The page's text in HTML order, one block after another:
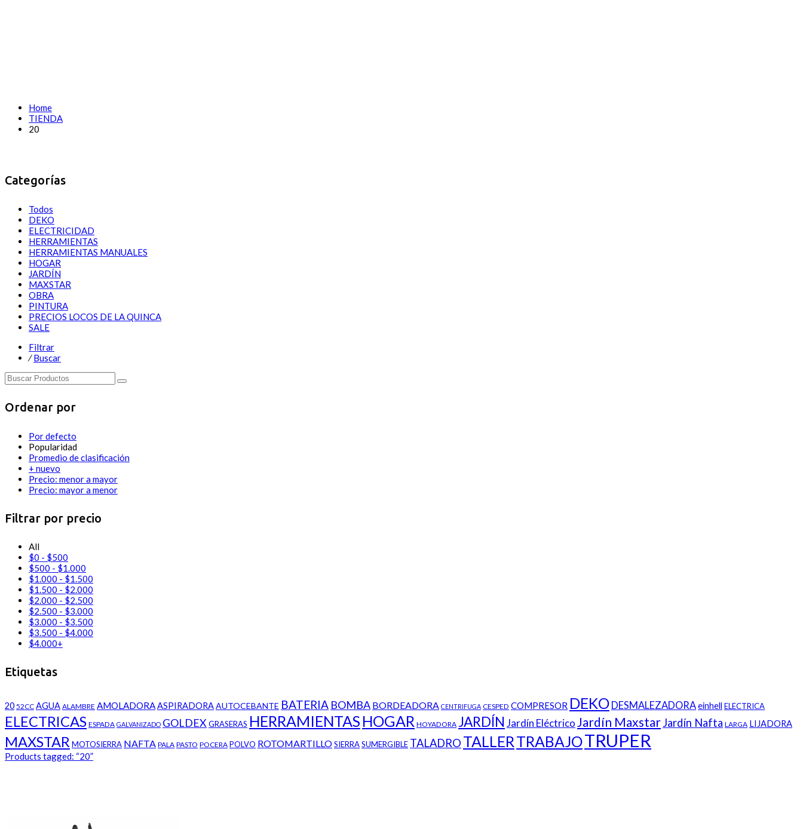
Home
TIENDA
20
Categorías
Todos
DEKO
ELECTRICIDAD
HERRAMIENTAS
HERRAMIENTAS MANUALES
HOGAR
JARDÍN
MAXSTAR
OBRA
PINTURA
PRECIOS LOCOS DE LA QUINCA
SALE
Filtrar
⁄ Buscar
Ordenar por
Por defecto
Popularidad
Promedio de clasificación
+ nuevo
Precio: menor a mayor
Precio: mayor a menor
Filtrar por precio
All
$0 - $500
$500 - $1.000
$1.000 - $1.500
$1.500 - $2.000
$2.000 - $2.500
$2.500 - $3.000
$3.000 - $3.500
$3.500 - $4.000
$4.000+
Etiquetas
20 52CC AGUA ALAMBRE AMOLADORAASPIRADORAAUTOCEBANTE BATERIA BOMBA BORDEADORA CENTRIFUGA CESPED COMPRESOR DEKO DESMALEZADORAeinhell ELECTRICA
ELECTRICAS ESPADA GALVANIZADO GOLDEXGRASERAS HERRAMIENTAS HOGAR HOYADORA JARDÍNJardín EléctricoJardín MaxstarJardín Nafta LARGA LIJADORA
MAXSTAR MOTOSIERRA NAFTA PALA PASTO POCERA POLVO ROTOMARTILLOSIERRASUMERGIBLE TALADRO TALLERTRABAJOTRUPER
Products tagged: “20”